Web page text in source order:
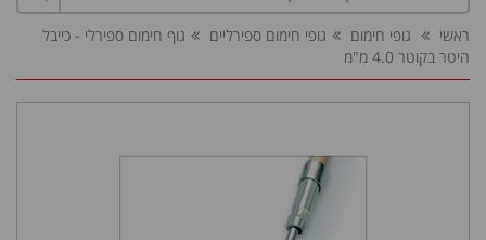
ראשי גופי חימום גופי חימום ספירליים
גוף חימום ספירלי - כייבל
היטר בקוטר 4.0 מ"מ